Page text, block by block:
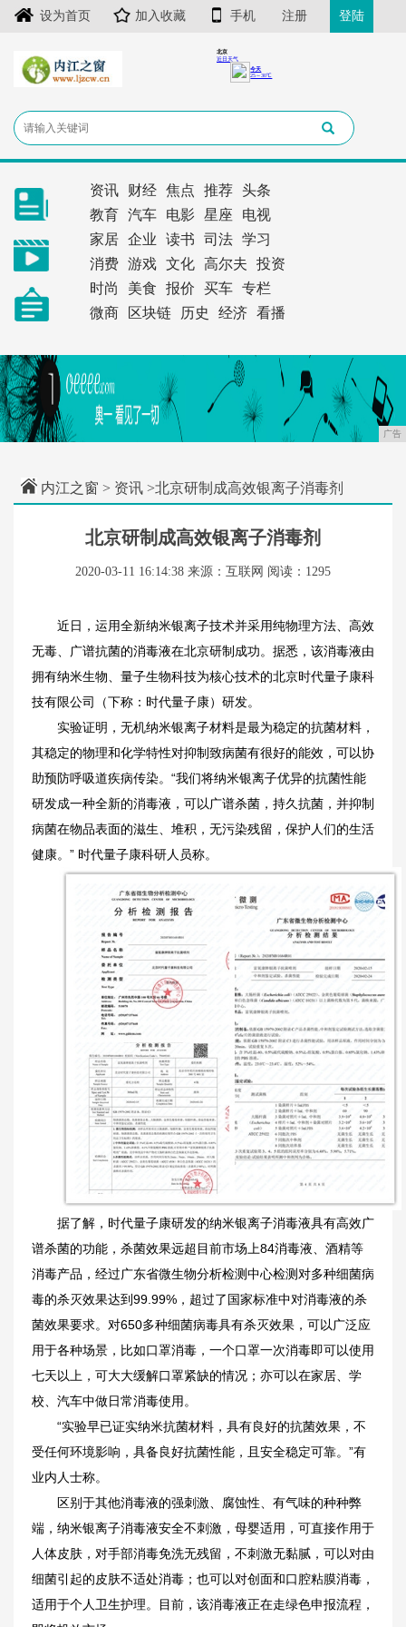
设为首页 加入收藏 手机 注册 登陆
资讯 财经 焦点 推荐
头条
教育
汽车 电影 星座
电视
家居
企业 读书 司法
学习
消费
游戏 文化 高尔夫
投资
时尚
美食 报价 买车
专栏
微商
区块链 历史 经济 看播
广告
内江之窗 > 资讯 >北京研制成高效银离子消毒剂
北京研制成高效银离子消毒剂
2020-03-11 16:14:38 来源：互联网 阅读：1295
近日，运用全新纳米银离子技术并采用纯物理方法、高效
无毒、广谱抗菌的消毒液在北京研制成功。据悉，该消毒液由
拥有纳米生物、量子生物科技为核心技术的北京时代量子康科
技有限公司（下称：时代量子康）研发。
实验证明，无机纳米银离子材料是最为稳定的抗菌材料，
其稳定的物理和化学特性对抑制致病菌有很好的能效，可以协
助预防呼吸道疾病传染。“我们将纳米银离子优异的抗菌性能
研发成一种全新的消毒液，可以广谱杀菌，持久抗菌，并抑制
病菌在物品表面的滋生、堆积，无污染残留，保护人们的生活
健康。” 时代量子康科研人员称。
据了解，时代量子康研发的纳米银离子消毒液具有高效广
谱杀菌的功能，杀菌效果远超目前市场上84消毒液、酒精等
消毒产品，经过广东省微生物分析检测中心检测对多种细菌病
毒的杀灭效果达到99.99%，超过了国家标准中对消毒液的杀
菌效果要求。对650多种细菌病毒具有杀灭效果，可以广泛应
用于各种场景，比如口罩消毒，一个口罩一次消毒即可以使用
七天以上，可大大缓解口罩紧缺的情况；亦可以在家居、学
校、汽车中做日常消毒使用。
“实验早已证实纳米抗菌材料，具有良好的抗菌效果，不
受任何环境影响，具备良好抗菌性能，且安全稳定可靠。”有
业内人士称。
区别于其他消毒液的强刺激、腐蚀性、有气味的种种弊
端，纳米银离子消毒液安全不刺激，母婴适用，可直接作用于
人体皮肤，对手部消毒免洗无残留，不刺激无黏腻，可以对由
细菌引起的皮肤不适处消毒；也可以对创面和口腔粘膜消毒，
适用于个人卫生护理。目前，该消毒液正在走绿色申报流程，